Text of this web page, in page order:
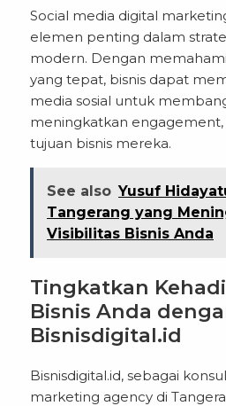
Social media digital
elemen penting dalam
modern. Dengan
yang tepat, bisnis dapat
media sosial untuk
meningkatkan
tujuan bisnis mereka.
See also Yusuf
Tangerang yang
Visibilitas Bisnis Anda
Tingkatkan
Bisnis Anda
Bisnisdigital.id
Bisnisdigital.id, sebagai
marketing agency di